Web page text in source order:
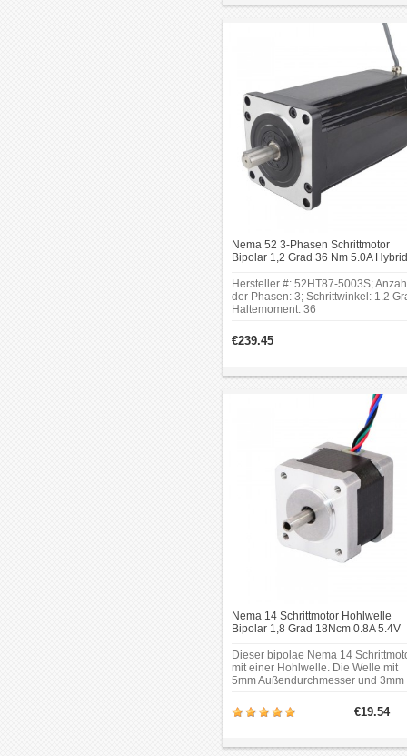
Nema 52 3-Phasen Schrittmotor
Bipolar 1,2 Grad 36 Nm 5.0A
Hersteller #: 52HT87-5003S;
der Phasen: 3; Schrittwinkel: 1.2
Haltemoment: 36
x 130 mm; Körper Länge: 220
mm;Schaftdurchmesser: Φ19
Schaftlänge: 30 mm.
€239.45
Nema 14 Schrittmotor Hohlwelle
Bipolar 1,8 Grad 18Ncm 0.8A 5.4V
Dieser bipolae Nema 14
mit einer Hohlwelle. Die Welle mit
5mm Außendurchmesser und 3mm
Phase zeichnet 0,8A bei 5,4V, mit
einem Haltemoment von 18Ncm
€19.54